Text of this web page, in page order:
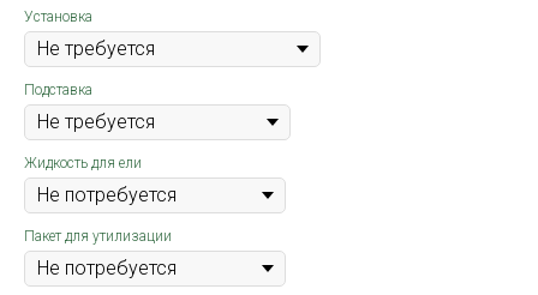
Установка
Подставка
Жидкость для ели
Пакет для утилизации